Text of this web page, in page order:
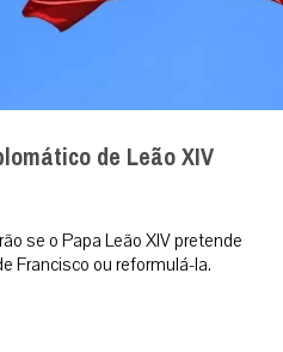
de Leão XIV
se o Papa Leão XIV pretende
Francisco ou reformulá-la.